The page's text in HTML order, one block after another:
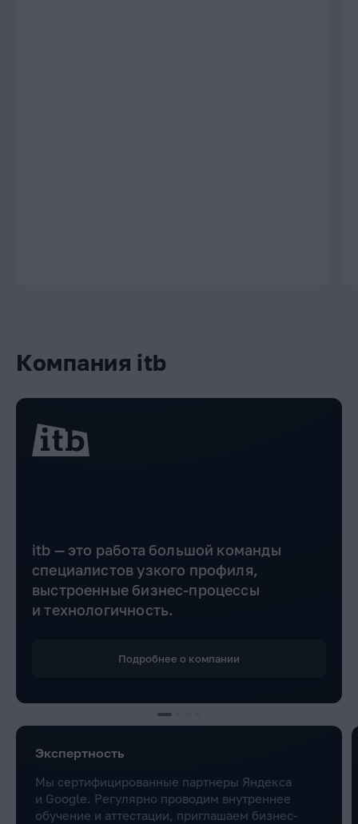
Компания itb
itb — это работа большой команды
специалистов узкого профиля,
выстроенные бизнес-процессы
и технологичность.
Подробнее о компании
Экспертность
Мы сертифицированные партнеры Яндекса
и Google. Регулярно проводим внутреннее
обучение и аттестации, приглашаем бизнес-